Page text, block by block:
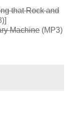
that Rock and
Machine (MP3)